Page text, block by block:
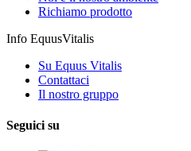
Richiamo prodotto
Info EquusVitalis
Su Equus Vitalis
Contattaci
Il nostro gruppo
Seguici su